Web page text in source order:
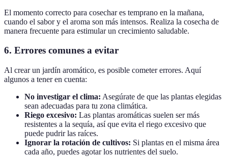
El momento correcto para cosechar es temprano en la mañana,
cuando el sabor y el aroma son más intensos. Realiza la cosecha de
manera frecuente para estimular un crecimiento saludable.
6. Errores comunes a evitar
Al crear un jardín aromático, es posible cometer errores. Aquí
algunos a tener en cuenta:
No investigar el clima: Asegúrate de que las plantas elegidas
sean adecuadas para tu zona climática.
Riego excesivo: Las plantas aromáticas suelen ser más
resistentes a la sequía, así que evita el riego excesivo que
puede pudrir las raíces.
Ignorar la rotación de cultivos: Si plantas en el misma área
cada año, puedes agotar los nutrientes del suelo.